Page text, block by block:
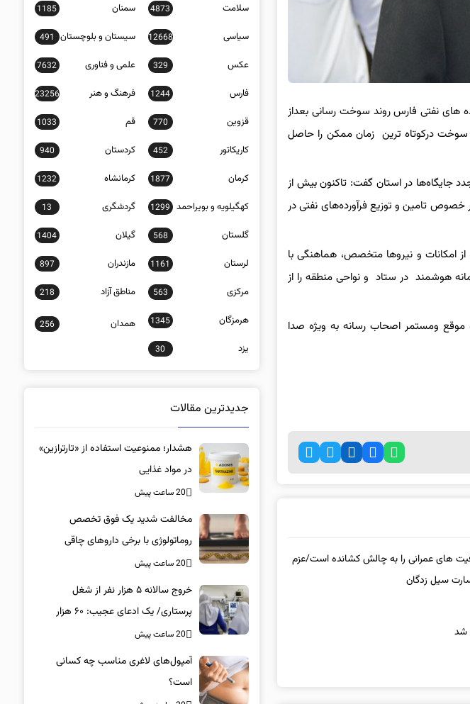
های نفتی فارس روند سوخت رسانی بعداز
درکوتاه ترین زمان ممکن را حاصل
جایگاه‌ها در استان گفت: تاکنون بیش از
تامین و توزیع فرآورده‌های نفتی در
از امکانات و نیروها متخصص، هماهنگی با
هوشمند در ستاد و نواحی منطقه را از
موقع ومستمر اصحاب رسانه به ویژه صدا
های عمرانی را به چالش کشانده است/عزم
سیل زدگان
شد
سلامت 4873 سمنان 1185
سیاسی 12668 سیستان و بلوچستان 491
عکس 329 علمی و فناوری 7632
فارس 1244 فرهنگ و هنر 23256
قزوین 770 قم 1033
کاریکاتور 452 کردستان 940
کرمان 1877 کرمانشاه 1232
کهگیلویه و بویراحمد 1299 گردشگری 13
گلستان 568 گیلان 1404
لرستان 1161 مازندران 897
مرکزی 563 مناطق آزاد 218
هرمزگان 1345 همدان 256
یزد 30
جدیدترین مقالات
هشدار؛ ممنوعیت استفاده از «تارترازین»
در مواد غذایی
20 ساعت پیش
مخالفت شدید یک فوق تخصص
روماتولوژی با برخی داروهای چاقی
20 ساعت پیش
خروج سالانه ۵ هزار نفر از شغل
پرستاری/ یک ادعای عجیب: ۶۰ هزار
پرستار خانه‌نشین شدند؟
20 ساعت پیش
آمپول‌های لاغری مناسب چه کسانی
است؟